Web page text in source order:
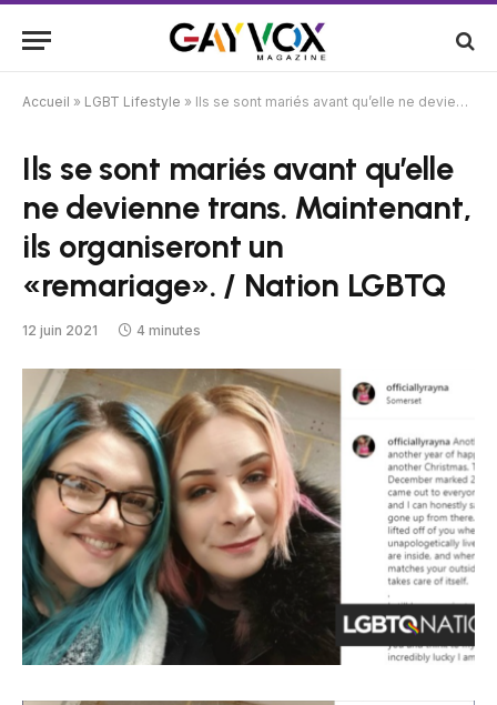
Accueil » LGBT Lifestyle » Ils se sont mariés avant qu’elle ne devienne trans. Maintenant, ils organiseront un «remariage». / Nation LGBTQ
Ils se sont mariés avant qu’elle
ne devienne trans. Maintenant,
ils organiseront un
«remariage». / Nation LGBTQ
12 juin 2021 4 minutes